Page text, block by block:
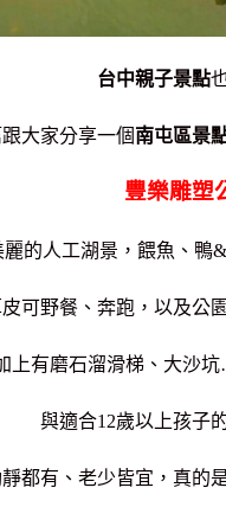
台中親子景點
大家分享一個南屯區景
豐樂雕塑
的人工湖景，餵魚、鴨
可野餐、奔跑，以及公
上有磨石溜滑梯、大沙
與適合12歲以上孩子
都有、老少皆宜，真的